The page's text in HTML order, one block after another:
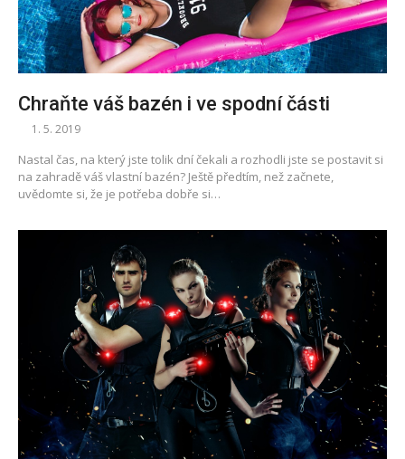
Chraňte váš bazén i ve spodní části
1. 5. 2019
Nastal čas, na který jste tolik dní čekali a rozhodli jste se postavit si
na zahradě váš vlastní bazén? Ještě předtím, než začnete,
uvědomte si, že je potřeba dobře si…